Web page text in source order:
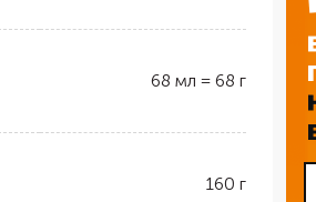
68 мл = 68 г
160 г